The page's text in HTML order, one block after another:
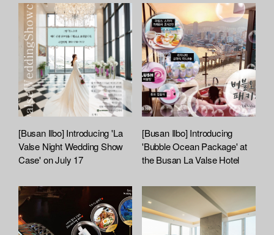
[Busan Ilbo] Introducing 'La
Valse Night Wedding Show
Case' on July 17
[Busan Ilbo] Introducing
'Bubble Ocean Package' at
the Busan La Valse Hotel